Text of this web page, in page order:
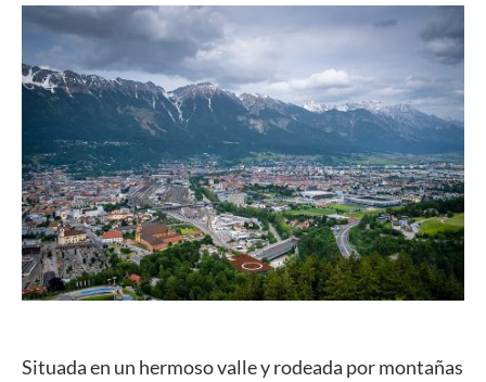
Situada en un hermoso valle y rodeada por montañas